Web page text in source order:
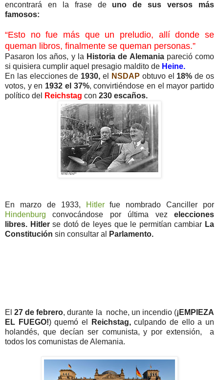
encontrará en la frase de uno de sus versos más
famosos:
“Esto no fue más que un preludio, allí donde se
queman libros, finalmente se queman personas.”
Pasaron los años, y la Historia de Alemaniapareció como
si quisiera cumplir aquel presagio maldito de Heine.
En las elecciones de 1930, el NSDAP obtuvo el 18%de os
votos, y en 1932 el 37%, convirtiéndose en el mayor partido
político del
Reichstag con 230 escaños.
En marzo de 1933, Hitlerfue nombrado Canciller por
Hindenburgconvocándose por última vezelecciones
libres. Hitlerse dotó de leyes que le permitían cambiar La
Constitución sin consultar al Parlamento.
El27 de febrero, durante la noche, un incendio (¡EMPIEZA
EL FUEGO!) quemó el Reichstag,culpando de ello a un
holandés, que decían ser comunista, y por extensión, a
todos los comunistas de Alemania.